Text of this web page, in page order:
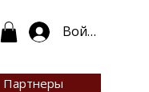
Войти
Партнеры